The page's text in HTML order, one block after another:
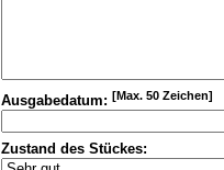
Ausgabedatum: [Max. 50 Zeichen]
Zustand des Stückes: